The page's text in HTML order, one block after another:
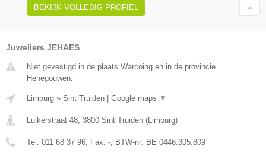
BEKIJK VOLLEDIG PROFIEL
Juweliers JEHAES
Niet gevestigd in de plaats Warcoing en in de provincie
Henegouwen.
Limburg » Sint Truiden Google maps ▼
Luikerstraat 48 3800 Sint Truiden ( Limburg)
Tel: 011 68 37 96 , Fax: - , BTW-nr: BE 0446.305.809